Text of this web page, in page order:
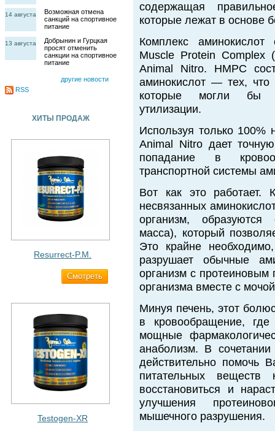
14 августа
Возможная отмена
санкций на спортивное
питание
13 августа
Добрынин и Гурцкая
просят отменить
санкции на спортивное
питание
другие новости
RSS
ХИТЫ ПРОДАЖ
Resurrect-P.M.
Cмотреть
Testogen-XR
содержащая
которые лежат в основе
Комплекс аминокислот
Muscle Protein Complex
Animal Nitro. HMPC
аминокислот — тех, что
которые могли бы
утилизации.
Используя только 100%
Animal Nitro дает
попадание в
транспортной системы
Вот как это работает.
несвязанных
организм,
масса), который
Это крайне
разрушает обычные
организм с
организма вместе с
Минуя печень, этот
в кровообращение,
мощные
анаболизм. В
действительно помочь
питательных
восстановиться и
улучшения
мышечного разрушения.